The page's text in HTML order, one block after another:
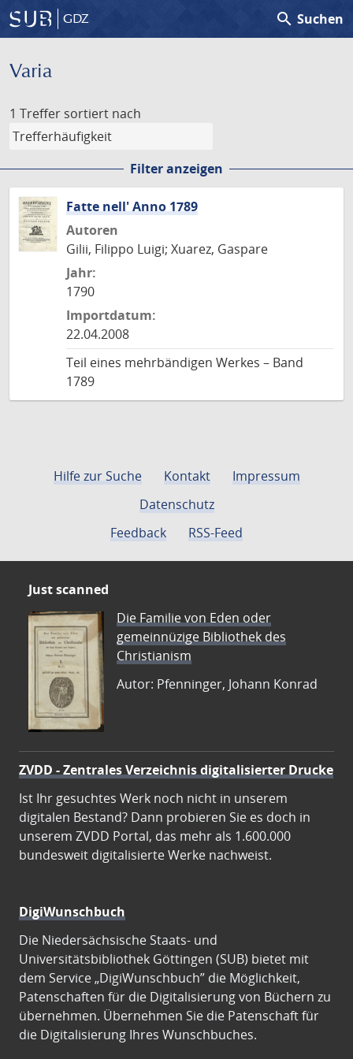
GDZ search Suchen
Varia
1 Treffer sortiert nach
Filter anzeigen
Fatte nell' Anno 1789
Autoren
Gilii, Filippo Luigi; Xuarez, Gaspare
Jahr:
1790
Importdatum:
22.04.2008
Teil eines mehrbändigen Werkes – Band
1789
Hilfe zur Suche Kontakt
Impressum
Datenschutz
Feedback
RSS-Feed
Just scanned
Die Familie von Eden oder
gemeinnüzige Bibliothek des
Christianism
Autor: Pfenninger, Johann Konrad
ZVDD - Zentrales Verzeichnis digitalisierter Drucke
Ist Ihr gesuchtes Werk noch nicht in unserem
digitalen Bestand? Dann probieren Sie es doch in
unserem ZVDD Portal, das mehr als 1.600.000
bundesweit digitalisierte Werke nachweist.
DigiWunschbuch
Die Niedersächsische Staats- und
Universitätsbibliothek Göttingen (SUB) bietet mit
dem Service „DigiWunschbuch” die Möglichkeit,
Patenschaften für die Digitalisierung von Büchern zu
übernehmen. Übernehmen Sie die Patenschaft für
die Digitalisierung Ihres Wunschbuches.